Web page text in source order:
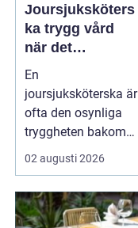
Joursjuksköters
ka trygg vård
när det
verkligen
behövs
En
joursjuksköterska är
ofta den osynliga
tryggheten bakom
många kommuners,
privata vårdgivares
och ...
02 augusti 2026